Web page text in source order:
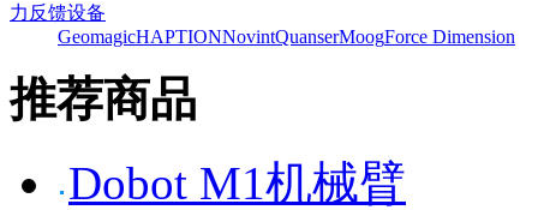
力反馈设备
GeomagicHAPTIONNovintQuanserMoogForce Dimension
推荐商品
Dobot M1机械臂